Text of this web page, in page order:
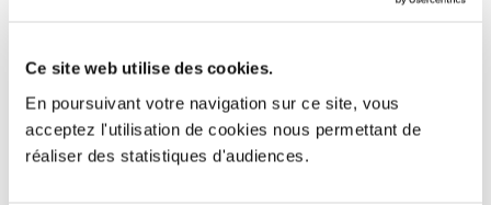
Ce site web utilise des cookies.
En poursuivant votre navigation sur ce site, vous
acceptez l'utilisation de cookies nous permettant de
réaliser des statistiques d'audiences.
Transport – mise en marché
Abattoir